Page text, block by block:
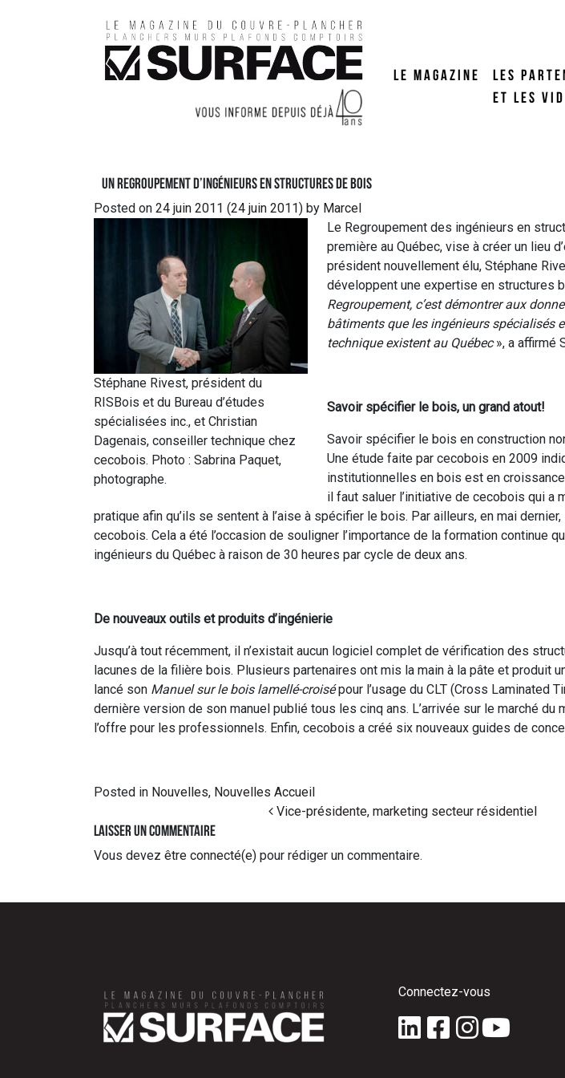
LE MAGAZINE
LES
ET LES
Un regroupement d’ingénieurs en structures de bois
Posted on 24 juin 2011 (24 juin 2011) by Marcel
Stéphane Rivest, président du
RISBois et du Bureau d’études
spécialisées inc., et Christian
Dagenais, conseiller technique chez
cecobois. Photo : Sabrina Paquet,
photographe.
Le Regroupement des ingénieurs en
première au Québec, vise à créer un lieu
président nouvellement élu, Stéphane
développent une expertise en structures
Regroupement, c’est démontrer aux
bâtiments que les ingénieurs spécialisés
technique existent au Québec», a affirmé
Savoir spécifier le bois, un grand atout!
Savoir spécifier le bois en construction
Une étude faite par cecobois en 2009
institutionnelles en bois est en
il faut saluer l’initiative de cecobois qui
pratique afin qu’ils se sentent à l’aise à spécifier le bois. Par ailleurs, en mai
cecobois. Cela a été l’occasion de souligner l’importance de la formation continue
ingénieurs du Québec à raison de 30 heures par cycle de deux ans.
De nouveaux outils et produits d’ingénierie
Jusqu’à tout récemment, il n’existait aucun logiciel complet de vérification des
lacunes de la filière bois. Plusieurs partenaires ont mis la main à la pâte et
lancé son Manuel sur le bois lamellé-croisépour l’usage du CLT (Cross Laminated
dernière version de son manuel publié tous les cinq ans. L’arrivée sur le marché
l’offre pour les professionnels. Enfin, cecobois a créé six nouveaux guides de
Posted in Nouvelles, Nouvelles Accueil
Vice-présidente, marketing secteur résidentiel
Laisser un commentaire
Vous devez être connecté(e) pour rédiger un commentaire.
Connectez-vous